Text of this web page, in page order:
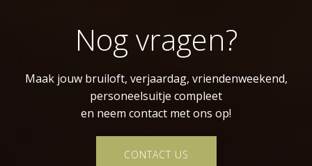
Nog vragen?
Maak jouw bruiloft, verjaardag, vriendenweekend,
personeelsuitje compleet
en neem contact met ons op!
CONTACT US